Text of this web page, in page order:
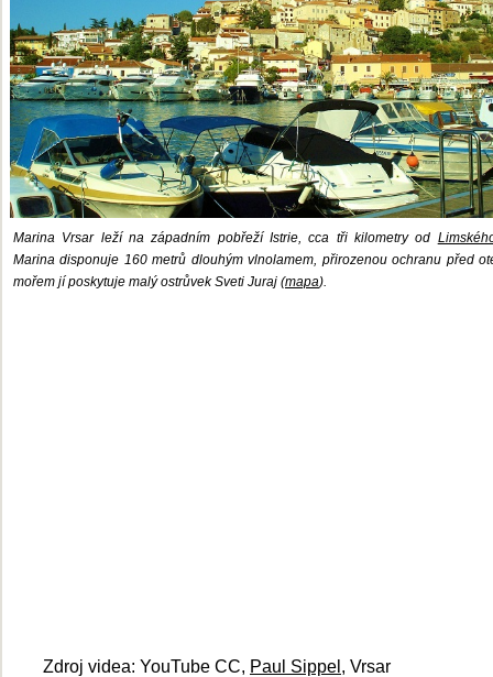
Marina Vrsar leží na západním pobřeží Istrie, cca tři kilometry od
Marina disponuje 160 metrů dlouhým vlnolamem, přirozenou ochranu před
mořem jí poskytuje malý ostrůvek Sveti Juraj (mapa).
Zdroj videa: YouTube CC, Paul Sippel , Vrsar